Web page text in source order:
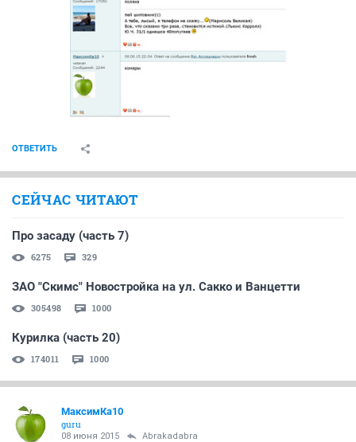
ОТВЕТИТЬ
СЕЙЧАС ЧИТАЮТ
Про засаду (часть 7)
6275 329
ЗАО "Скимс" Новостройка на ул. Сакко и Ванцетти
305498 1000
Курилка (часть 20)
174011 1000
МаксимКа10
guru
08 июня 2015 Abrakadabra